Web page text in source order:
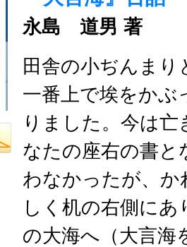
永島 道男 著
田舎の小ぢんま
一番上で埃をかぶ
りました。今は
なたの座右の書と
わなかったが、
しく机の右側に
の大海へ（大言海